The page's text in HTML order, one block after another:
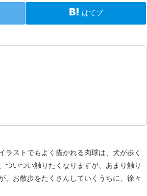
はてブ
ストでもよく描かれる肉球は、犬が歩く
ついつい触りたくなりますが、あまり触り
、お散歩をたくさんしていくうちに、徐々